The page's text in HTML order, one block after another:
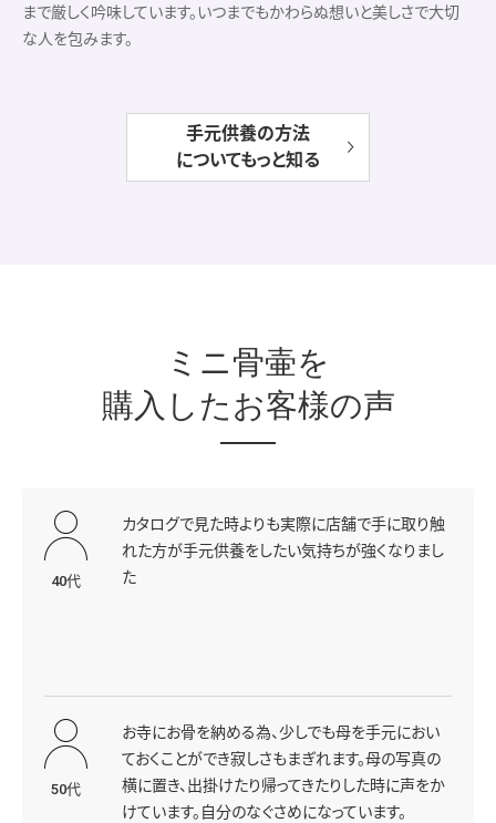
まで厳しく吟味しています。いつまでもかわらぬ想いと美しさで大切
な人を包みます。
手元供養の方法
についてもっと知る
ミニ骨壷を
購入したお客様の声
40代
カタログで見た時よりも実際に店舗で手に取り触
れた方が手元供養をしたい気持ちが強くなりまし
た
50代
お寺にお骨を納める為、少しでも母を手元におい
ておくことができ寂しさもまぎれます。母の写真の
横に置き、出掛けたり帰ってきたりした時に声をか
けています。自分のなぐさめになっています。